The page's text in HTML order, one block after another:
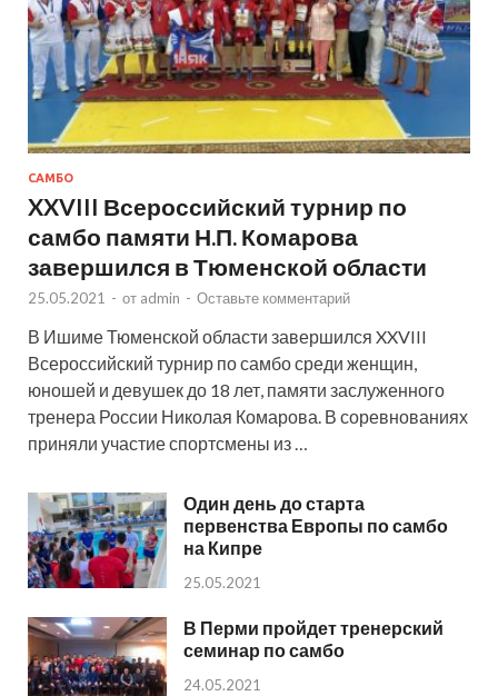
САМБО
XXVIII Всероссийский турнир по
самбо памяти Н.П. Комарова
завершился в Тюменской области
25.05.2021 - от admin - Оставьте комментарий
В Ишиме Тюменской области завершился XXVIII
Всероссийский турнир по самбо среди женщин,
юношей и девушек до 18 лет, памяти заслуженного
тренера России Николая Комарова. В соревнованиях
приняли участие спортсмены из …
Один день до старта
первенства Европы по самбо
на Кипре
25.05.2021
В Перми пройдет тренерский
семинар по самбо
24.05.2021